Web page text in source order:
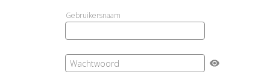
Gebruikersnaam
Wachtwoord